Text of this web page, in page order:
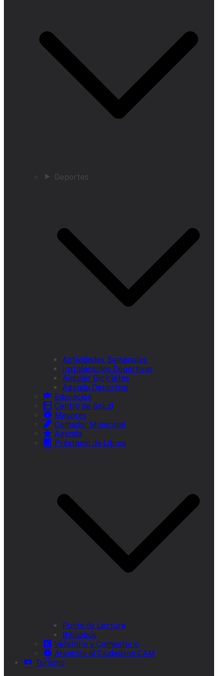
Deportes
Actividades Semanales
Instalaciones Deportivas
Alquiler Bicicletas
Agenda Deportiva
Educación
Centro de Salud
Mayores
Comedor Municipal
Agenda
Préstamo de Libros
Punto de Lectura
Bibliobús
Velatorio y Cementerio
Atención al Ciudadano CAM
Turismo